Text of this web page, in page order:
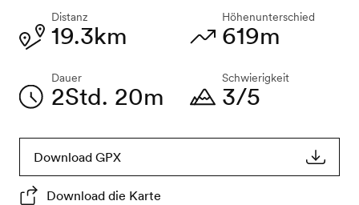
Distanz
19.3km
Dauer
2Std. 20m
Höhenunterschied
619m
Schwierigkeit
3/5
Download GPX
Download die Karte